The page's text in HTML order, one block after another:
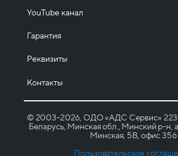
YouTube канал
Гарантия
Реквизиты
Контакты
© 2003-2026, ОДО «АДС Сервис»
Беларусь, Минская обл., Минский р-н,
Минская, 5B, офис 356
Пользовательское